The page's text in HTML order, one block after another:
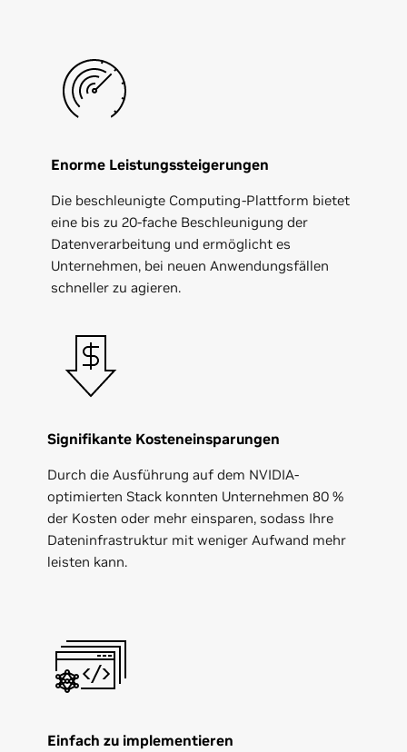
Enorme Leistungssteigerungen
Die beschleunigte Computing-Plattform bietet
eine bis zu 20-fache Beschleunigung der
Datenverarbeitung und ermöglicht es
Unternehmen, bei neuen Anwendungsfällen
schneller zu agieren.
Signifikante Kosteneinsparungen
Durch die Ausführung auf dem NVIDIA-
optimierten Stack konnten Unternehmen 80 %
der Kosten oder mehr einsparen, sodass Ihre
Dateninfrastruktur mit weniger Aufwand mehr
leisten kann.
Einfach zu implementieren